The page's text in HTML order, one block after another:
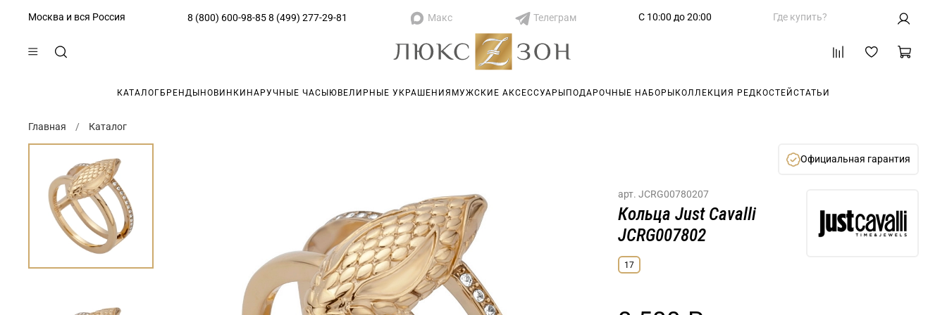
Москва и вся Россия 8 (800) 600-98-85 8 (499) 277-29-81 Макс Телеграм С 10:00 до 20:00 Где купить?
КАТАЛОГ БРЕНДЫ НОВИНКИ НАРУЧНЫЕ ЧАСЫ ЮВЕЛИРНЫЕ УКРАШЕНИЯ МУЖСКИЕ АКСЕССУАРЫ ПОДАРОЧНЫЕ НАБОРЫ КОЛЛЕКЦИЯ РЕДКОСТЕЙ СТАТЬИ
Главная Каталог
Официальная гарантия
арт. JCRG00780207
Кольца Just Cavalli
JCRG007802
17